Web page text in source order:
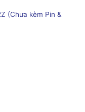
(Chưa kèm Pin &